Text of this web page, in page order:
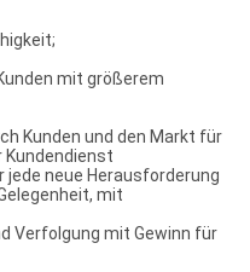
mit größerem
Kunden und den Markt für
Kundendienst
neue Herausforderung
mit
Verfolgung mit Gewinn für